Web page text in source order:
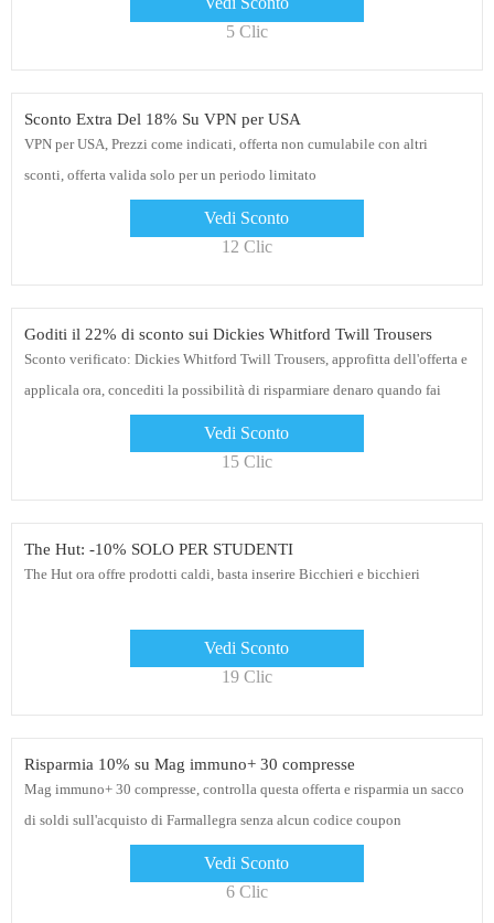
5 Clic
Sconto Extra Del 18% Su VPN per USA
VPN per USA, Prezzi come indicati, offerta non cumulabile con altri
sconti, offerta valida solo per un periodo limitato
Vedi Sconto
12 Clic
Goditi il ​​22% di sconto sui Dickies Whitford Twill Trousers
Sconto verificato: Dickies Whitford Twill Trousers, approfitta dell'offerta e
applicala ora, concediti la possibilità di risparmiare denaro quando fai
Vedi Sconto
15 Clic
The Hut: -10% SOLO PER STUDENTI
The Hut ora offre prodotti caldi, basta inserire Bicchieri e bicchieri
Vedi Sconto
19 Clic
Risparmia 10% su Mag immuno+ 30 compresse
Mag immuno+ 30 compresse, controlla questa offerta e risparmia un sacco
di soldi sull'acquisto di Farmallegra senza alcun codice coupon
Vedi Sconto
6 Clic